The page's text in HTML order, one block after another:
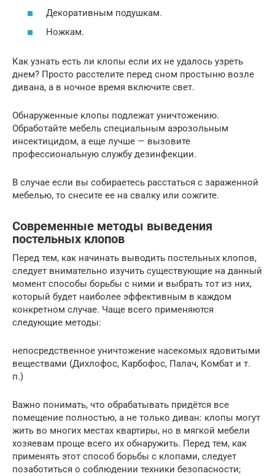
Декоративным подушкам.
Ножкам.
Как узнать есть ли клопы если их не удалось узреть
днем? Просто расстелите перед сном простыню возле
дивана, а в ночное время включите свет.
Обнаруженные клопы подлежат уничтожению.
Обработайте мебель специальным аэрозольным
инсектицидом, а еще лучше — вызовите
профессиональную службу дезинфекции.
В случае если вы собираетесь расстаться с зараженной
мебелью, то снесите ее на свалку или сожгите.
Современные методы выведения
постельных клопов
Перед тем, как начинать выводить постельных клопов,
следует внимательно изучить существующие на данный
момент способы борьбы с ними и выбрать тот из них,
который будет наиболее эффективным в каждом
конкретном случае. Чаще всего применяются
следующие методы:
непосредственное уничтожение насекомых ядовитыми
веществами (Дихлофос, Карбофос, Палач, Комбат и т.
п.)
Важно понимать, что обрабатывать придётся все
помещение полностью, а не только диван: клопы могут
жить во многих местах квартиры, но в мягкой мебели
хозяевам проще всего их обнаружить. Перед тем, как
применять этот способ борьбы с клопами, следует
позаботиться о соблюдении техники безопасности;